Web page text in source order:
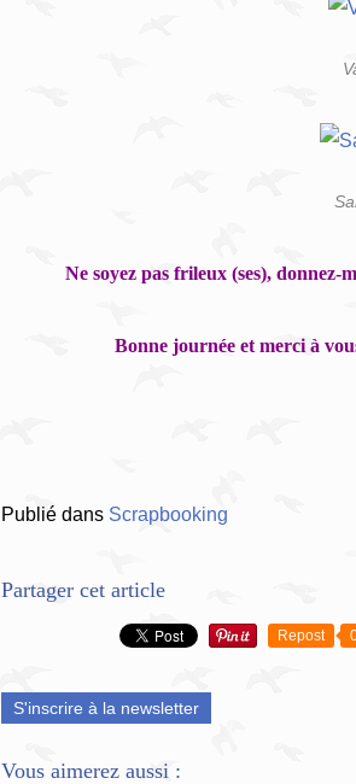
Ne soyez pas frileux (ses),
Bonne journée et merci à
Publié dans Scrapbooking
Partager cet article
Repost
S'inscrire à la newsletter
Vous aimerez aussi :